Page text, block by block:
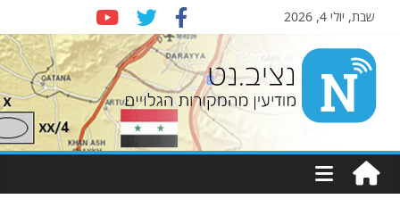
שבת, יולי 4, 2026
Nziv.net
מודיעין
מהמקורות